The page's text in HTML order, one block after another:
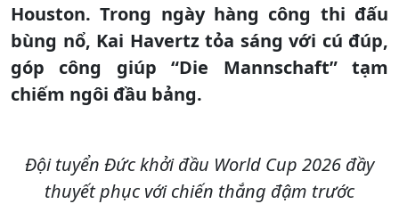
Houston. Trong ngày hàng công thi đấu
bùng nổ, Kai Havertz tỏa sáng với cú đúp,
góp công giúp “Die Mannschaft” tạm
chiếm ngôi đầu bảng.
Đội tuyển Đức khởi đầu World Cup 2026 đầy
thuyết phục với chiến thắng đậm trước